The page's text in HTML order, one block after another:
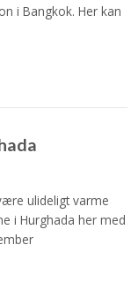
i Bangkok. Her kan
ulideligt varme
i Hurghada her med